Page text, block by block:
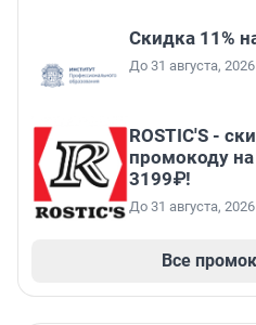
Скидка 11%
До 31 августа, 2026
ROSTIC'S -
промокоду
3199₽!
До 31 августа, 2026
Все